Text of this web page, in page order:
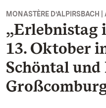
MONASTÈRE D’ALPIRSBACH
„Erlebnistag
13. Oktober
Schöntal